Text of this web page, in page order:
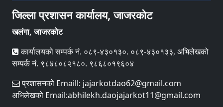
जिल्ला प्रशासन कार्यालय, जाजरकोट
खलंगा, जाजरकोट
कार्यालयको सम्पर्क नं. ०८९-४३०१३०. ०८९-४३०१३३, अभिलेखको
सम्पर्क नं. ९८४८०८२१८०. ९८६८०१९६०४
प्रशासनको Emaill: jajarkotdao62@gmail.com
अभिलेखको Email:abhilekh.daojajarkot11@gmail.com